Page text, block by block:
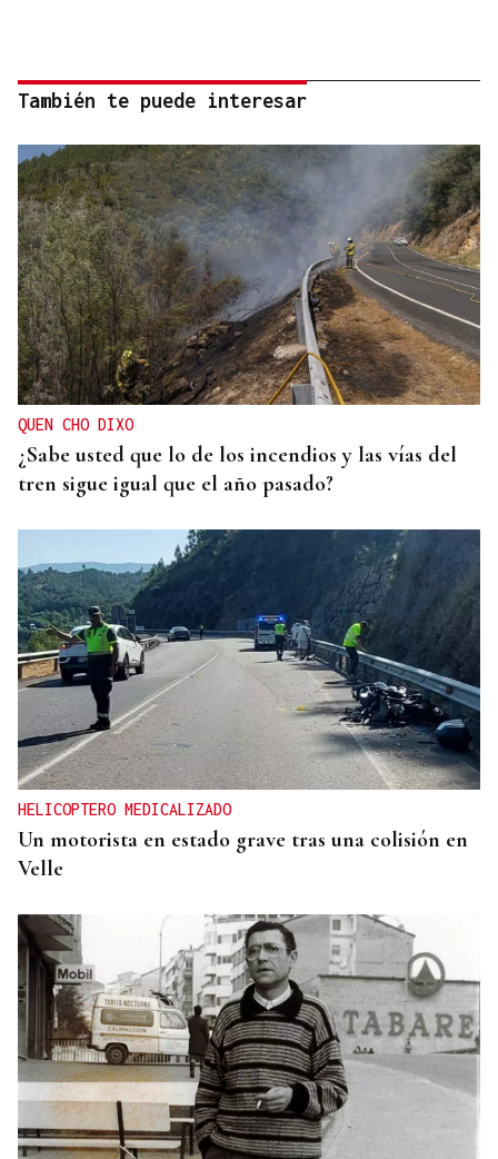
También te puede interesar
QUEN CHO DIXO
¿Sabe usted que lo de los incendios y las vías del
tren sigue igual que el año pasado?
HELICOPTERO MEDICALIZADO
Un motorista en estado grave tras una colisión en
Velle